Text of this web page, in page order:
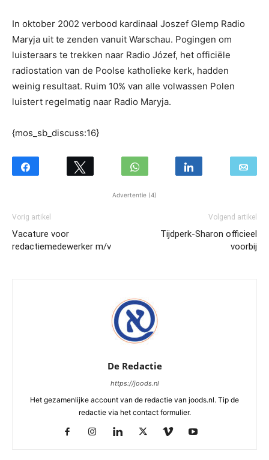
In oktober 2002 verbood kardinaal Joszef Glemp Radio
Maryja uit te zenden vanuit Warschau. Pogingen om
luisteraars te trekken naar Radio Józef, het officiële
radiostation van de Poolse katholieke kerk, hadden
weinig resultaat. Ruim 10% van alle volwassen Polen
luistert regelmatig naar Radio Maryja.
{mos_sb_discuss:16}
Advertentie (4)
Vorig artikel
Vacature voor
redactiemedewerker m/v
Volgend artikel
Tijdperk-Sharon officieel
voorbij
De Redactie
https://joods.nl
Het gezamenlijke account van de redactie van joods.nl. Tip de
redactie via het contact formulier.